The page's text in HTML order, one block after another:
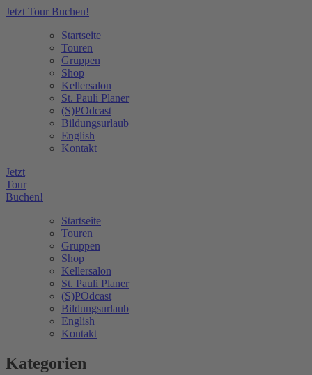
Jetzt Tour Buchen!
Startseite
Touren
Gruppen
Shop
Kellersalon
St. Pauli Planer
(S)POdcast
Bildungsurlaub
English
Kontakt
Jetzt
Tour
Buchen!
Startseite
Touren
Gruppen
Shop
Kellersalon
St. Pauli Planer
(S)POdcast
Bildungsurlaub
English
Kontakt
Kategorien